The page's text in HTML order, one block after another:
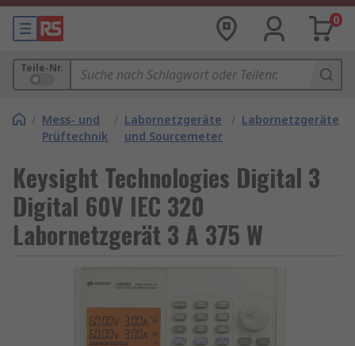
0
Teile-Nr.
/ Mess- und
Prüftechnik
/ Labornetzgeräte
und Sourcemeter
/ Labornetzgeräte
Keysight Technologies Digital 3
Digital 60V IEC 320
Labornetzgerät 3 A 375 W